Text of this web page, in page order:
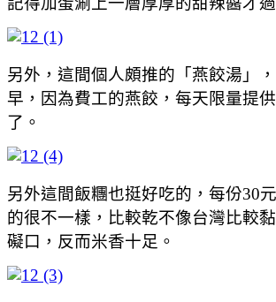
另外，這間個人頗推的「燕餃湯」
早，因為費工的燕餃，每天限量提
了。
另外這間飯糰也挺好吃的，每份30
的很不一樣，比較乾不像台灣比較
礙口，反而米香十足。